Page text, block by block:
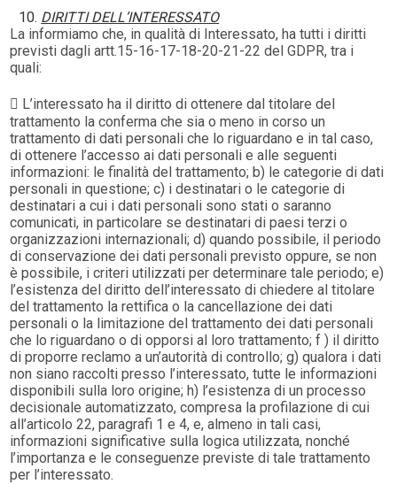
DIRITTI DELL’INTERESSATO
La informiamo che, in qualità di Interessato, ha tutti i diritti
previsti dagli artt.15-16-17-18-20-21-22 del GDPR, tra i
quali:
 L’interessato ha il diritto di ottenere dal titolare del
trattamento la conferma che sia o meno in corso un
trattamento di dati personali che lo riguardano e in tal caso,
di ottenere l’accesso ai dati personali e alle seguenti
informazioni: le finalità del trattamento; b) le categorie di dati
personali in questione; c) i destinatari o le categorie di
destinatari a cui i dati personali sono stati o saranno
comunicati, in particolare se destinatari di paesi terzi o
organizzazioni internazionali; d) quando possibile, il periodo
di conservazione dei dati personali previsto oppure, se non
è possibile, i criteri utilizzati per determinare tale periodo; e)
l’esistenza del diritto dell’interessato di chiedere al titolare
del trattamento la rettifica o la cancellazione dei dati
personali o la limitazione del trattamento dei dati personali
che lo riguardano o di opporsi al loro trattamento; f ) il diritto
di proporre reclamo a un’autorità di controllo; g) qualora i dati
non siano raccolti presso l’interessato, tutte le informazioni
disponibili sulla loro origine; h) l’esistenza di un processo
decisionale automatizzato, compresa la profilazione di cui
all’articolo 22, paragrafi 1 e 4, e, almeno in tali casi,
informazioni significative sulla logica utilizzata, nonché
l’importanza e le conseguenze previste di tale trattamento
per l’interessato.